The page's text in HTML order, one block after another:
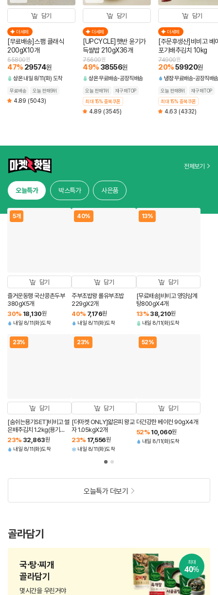
담기
더세페
[무료배송]스팸 클래식
200gX10개
47% 29574원
55800원
상온 내일 8/11(화) 도착
무료배송 오늘 판매9위
4.89 (5043)
담기
더세페
[UPCYCLE]햇반 윤기가
득쌀밥 210gX36개
49% 38556원
75600원
상온무료배송 공장직배송
오늘 판매1위
재구매TOP
최대 15% 중복쿠폰
4.89 (3545)
담기
더세페
[주문후생산]비비고 베
포기배추김치 10kg
20%59920원
74900원
냉장무료배송 공장직배송
오늘 판매8위
재구매TOP
최대 15% 중복쿠폰
4.63 (4332)
전체보기
오늘특가 박스특가 사은품
5개
담기
즐거운동행 국산콩촌두부
380gX5개
30% 18,130원
내일 8/11(화)도착
40%
담기
주부초밥왕 롤유부초밥
229gX2개
40% 7,176원
내일 8/11(화)도착
13%
담기
[무료배송]비비고 영양삼계
탕800gX4개
13% 38,210원
내일 8/11(화)도착
23%
담기
[숨쉬는용기SET]비비고 썰
은배추김치 1.2kg(용기
형)+총각김치 1.2kg(용기
형) (총 2개)
23% 32,863원
내일 8/11(화)도착
23%
담기
[더마켓 ONLY]얇은피 왕교
자 1.05kgX2개
23% 17,556원
내일 8/11(화)도착
52%
담기
더건강한 베이컨 90gX4개
52% 10,060원
내일 8/11(화)도착
오늘특가 더보기
골라담기
최대
40%
국·탕·찌개
골라담기
몇시간을 우린거야